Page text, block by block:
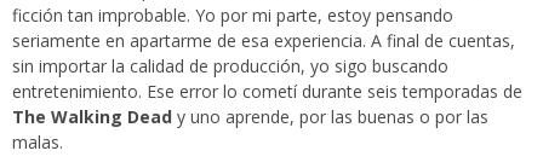
ficción tan improbable. Yo por mi parte, estoy pensando
seriamente en apartarme de esa experiencia. A final de cuentas,
sin importar la calidad de producción, yo sigo buscando
entretenimiento. Ese error lo cometí durante seis temporadas de
The Walking Dead y uno aprende, por las buenas o por las
malas.